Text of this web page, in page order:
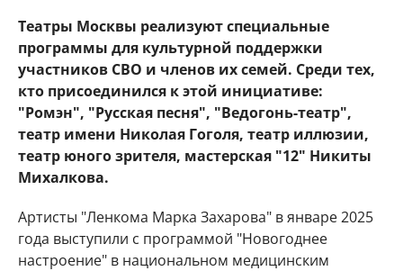
Театры Москвы реализуют специальные
программы для культурной поддержки
участников СВО и членов их семей. Среди тех,
кто присоединился к этой инициативе:
"Ромэн", "Русская песня", "Ведогонь-театр",
театр имени Николая Гоголя, театр иллюзии,
театр юного зрителя, мастерская "12" Никиты
Михалкова.
Артисты "Ленкома Марка Захарова" в январе 2025
года выступили с программой "Новогоднее
настроение" в национальном медицинским